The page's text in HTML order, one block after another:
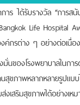
าร ได้รับรางวัล “การ
Life Hospital
ค์กรต่าง ๆ อย่างต่อเนื่อง
นของโรงพยาบาลในก
ขภาพหลากหลายรูปแบ
เสริมสุขภาพได้อย่างเห